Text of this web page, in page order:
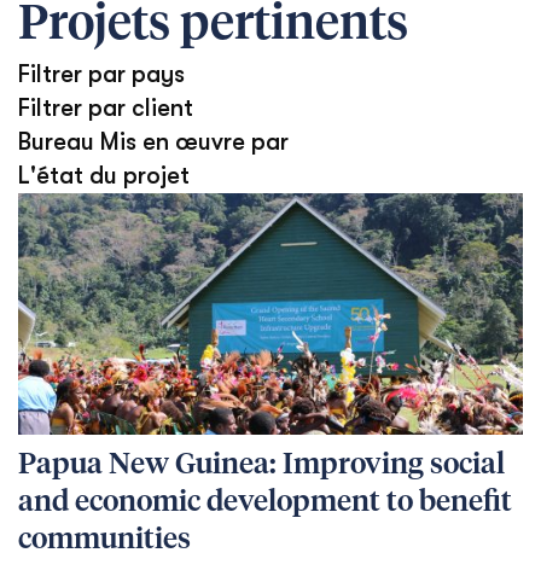
Projets pertinents
Filtrer par pays
Filtrer par client
Bureau Mis en œuvre par
L'état du projet
Papua New Guinea: Improving social
and economic development to benefit
communities